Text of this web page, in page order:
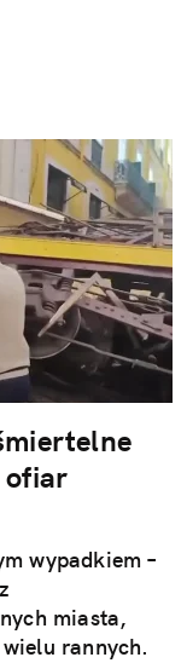
ofiar
wypadkiem –
miasta,
rannych.